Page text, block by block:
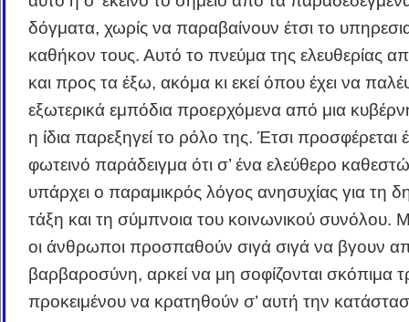
δόγματα, χωρίς να παραβαίνουν έτσι το
καθήκον τους. Αυτό το πνεύμα της ελευθερίας
και προς τα έξω, ακόμα κι εκεί όπου έχει να
εξωτερικά εμπόδια προερχόμενα από μια
η ίδια παρεξηγεί το ρόλο της. Έτσι προσφέρεται
φωτεινό παράδειγμα ότι σ’ ένα ελεύθερο
υπάρχει ο παραμικρός λόγος ανησυχίας για τη
τάξη και τη σύμπνοια του κοινωνικού συνόλου.
οι άνθρωποι προσπαθούν σιγά σιγά να βγουν
βαρβαροσύνη, αρκεί να μη σοφίζονται σκόπιμα
προκειμένου να κρατηθούν σ’ αυτή την